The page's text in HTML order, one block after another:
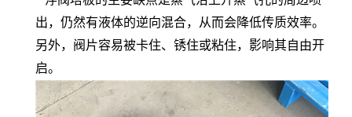
出，仍然有液体的逆向混合，从而会降低传质效率。
另外，阀片容易被卡住、锈住或粘住，影响其自由开
启。